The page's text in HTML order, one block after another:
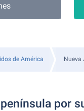
de América Nueva
por